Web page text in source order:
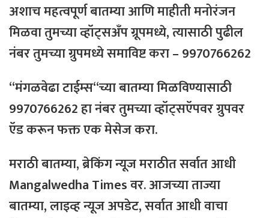
अशाचमहत्वपूर्णबातम्याआणिमाहीतीमनोरंजन
मिळवातुमच्याव्हॉट्सअँपग्रूपमध्ये,त्यासाठीपुढील
नंबरतुमच्याग्रुपमध्येसमाविष्टकरा– 9970766262
“मंगळवेढाटाईम्स“च्याबातम्यामिळविण्यासाठी
9970766262हानंबरतुमच्याव्हॉट्सऍपवरग्रुपवर
ऍडकरूनफक्तएकमेसेजकरा.
मराठीबातम्या,ब्रेकिंगन्यूजमराठीतसर्वातआधी
Mangalwedha Timesवर. आजच्या ताज्या
बातम्या, लाइव्ह न्यूज अपडेट, सर्वात आधी वाचा